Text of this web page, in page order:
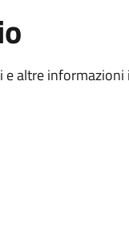
e altre